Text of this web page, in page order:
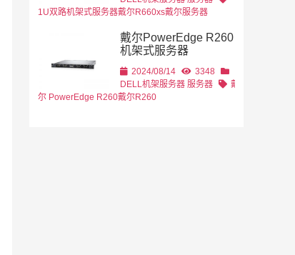
1U双路机架式服务器戴尔R660xs戴尔服务器
戴尔PowerEdge R260
机架式服务器
2024/08/14
3348
DELL机架服务器 服务器
戴
尔 PowerEdge R260戴尔R260